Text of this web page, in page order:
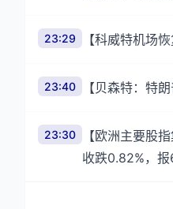
23:29 【科威特机场
23:40 【贝森特：特
23:30
【欧洲主要股
收跌0.82%，